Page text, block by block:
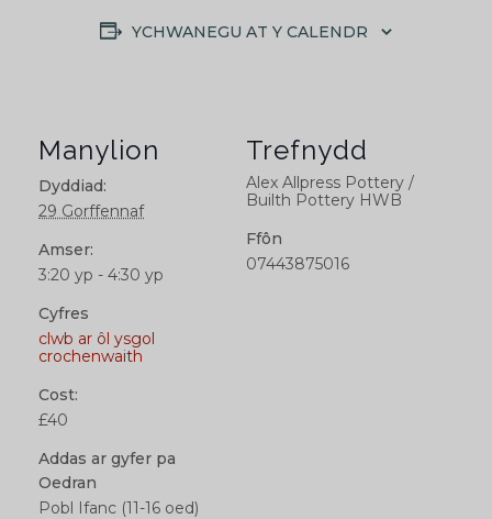
YCHWANEGU AT Y CALENDR
Manylion
Dyddiad:
29 Gorffennaf
Amser:
3:20 yp - 4:30 yp
Cyfres
clwb ar ôl ysgol
crochenwaith
Cost:
£40
Addas ar gyfer pa
Oedran
Pobl Ifanc (11-16 oed)
Trefnydd
Alex Allpress Pottery /
Builth Pottery HWB
Ffôn
07443875016